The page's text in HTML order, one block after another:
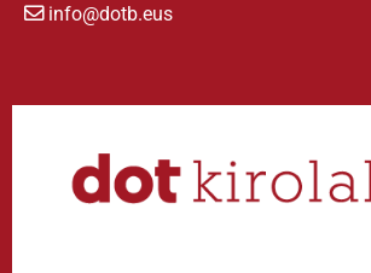
info@dotb.eus